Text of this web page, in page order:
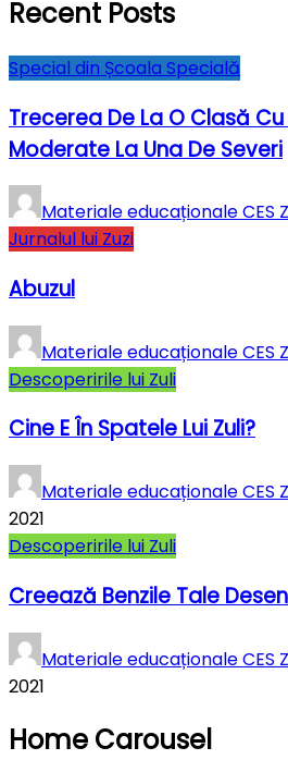
Recent Posts
Special din Școala Specială
Trecerea De La O Clasă
Moderate La Una De Severi
Materiale educaționale CES
Jurnalul lui Zuzi
Abuzul
Materiale educaționale CES
Descoperirile lui Zuli
Cine E În Spatele Lui Zuli?
Materiale educaționale CES
2021
Descoperirile lui Zuli
Creează Benzile Tale
Materiale educaționale CES
2021
Home Carousel